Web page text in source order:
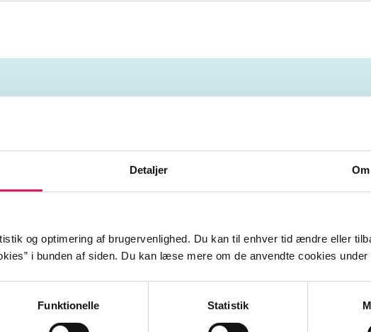
Detaljer Om
og optimering af brugervenlighed. Du kan til enhver tid ændre eller
i bunden af siden. Du kan læse mere om de anvendte cookies under
Funktionelle Statistik
Finland Schweiz 1990'erne 2000'erne